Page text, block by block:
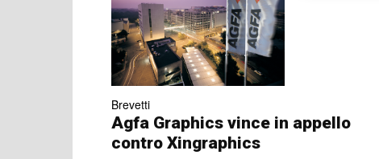
Brevetti
Agfa Graphics vince in appello
contro Xingraphics